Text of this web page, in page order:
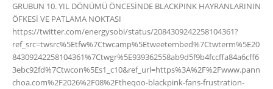
GRUBUN 10. YIL DÖNÜMÜ ÖNCESİNDE BLACKPINK HAYRANLARININ
ÖFKESİ VE PATLAMA NOKTASI
https://twitter.com/energysobi/status/2084309242258104361?
ref_src=twsrc%5Etfw%7Ctwcamp%5Etweetembed%7Ctwterm%5E20
84309242258104361%7Ctwgr%5E939362558ab9d5f9b4fccffa84a6cff6
3ebc92fd%7Ctwcon%5Es1_c10&ref_url=https%3A%2F%2Fwww.pann
choa.com%2F2026%2F08%2Ftheqoo-blackpink-fans-frustration-